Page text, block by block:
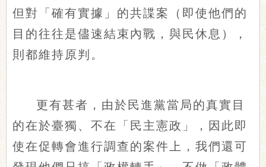
但對「確有實據」的共諜案（即使他們的
目的往往是儘速結束內戰，與民休息），
則都維持原判。
更有甚者，由於民進黨當局的真實目
的在於臺獨、不在「民主憲政」，因此即
使在促轉會進行調查的案件上，我們還可